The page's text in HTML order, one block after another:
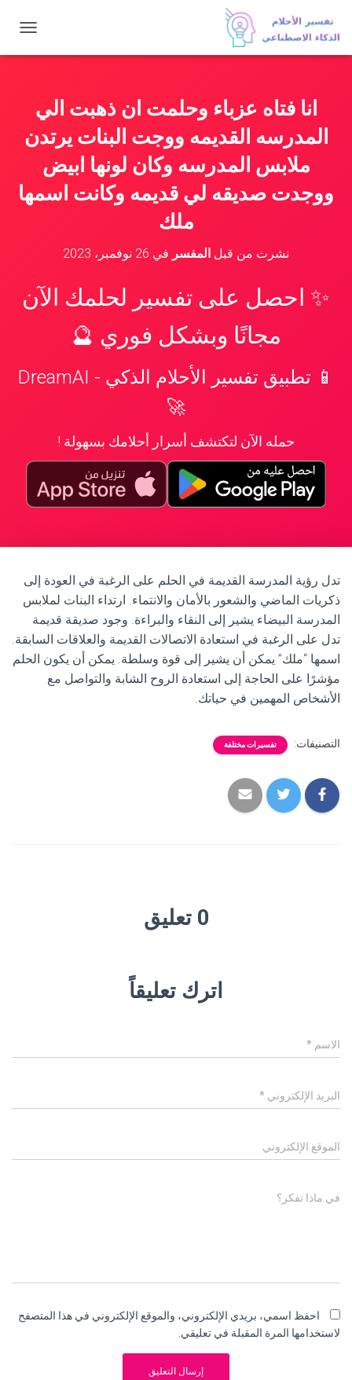
ب
ت
انا فتاه عزباء وحلمت ان ذهبت الي
المدرسه القديمه ووجت البنات يرتدن
ملابس المدرسه وكان لونها ابيض
ووجدت صديقه لي قديمه وكانت اسمها
ملك
نشرت من قبل المفسر في 26 نوفمبر، 2023
✨ احصل على تفسير لحلمك الآن
مجانًا وبشكل فوري 🔮
📱 تطبيق تفسير الأحلام الذكي - DreamAI
🚀
حمله الآن لتكتشف أسرار أحلامك بسهولة !
تدل رؤية المدرسة القديمة في الحلم على الرغبة في العودة إلى
ذكريات الماضي والشعور بالأمان والانتماء. ارتداء البنات لملابس
المدرسة البيضاء يشير إلى النقاء والبراءة. وجود صديقة قديمة
تدل على الرغبة في استعادة الاتصالات القديمة والعلاقات السابقة.
اسمها “ملك” يمكن أن يشير إلى قوة وسلطة. يمكن أن يكون الحلم
مؤشرًا على الحاجة إلى استعادة الروح الشابة والتواصل مع
الأشخاص المهمين في حياتك.
التصنيفات: تفسيرات مختلفة
0 تعليق
اترك تعليقاً
الاسم *
البريد الإلكتروني *
الموقع الإلكتروني
في ماذا تفكر؟
احفظ اسمي، بريدي الإلكتروني، والموقع الإلكتروني في هذا المتصفح
لاستخدامها المرة المقبلة في تعليقي.